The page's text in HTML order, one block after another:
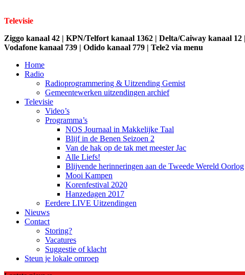
Televisie
Ziggo kanaal 42 | KPN/Telfort kanaal 1362 | Delta/Caiway kanaal 12 |
Vodafone kanaal 739 | Odido kanaal 779 | Tele2 via menu
Home
Radio
Radioprogrammering & Uitzending Gemist
Gemeentewerken uitzendingen archief
Televisie
Video’s
Programma’s
NOS Journaal in Makkelijke Taal
Blijf in de Benen Seizoen 2
Van de hak op de tak met meester Jac
Alle Liefs!
Blijvende herinneringen aan de Tweede Wereld Oorlog
Mooi Kampen
Korenfestival 2020
Hanzedagen 2017
Eerdere LIVE Uitzendingen
Nieuws
Contact
Storing?
Vacatures
Suggestie of klacht
Steun je lokale omroep